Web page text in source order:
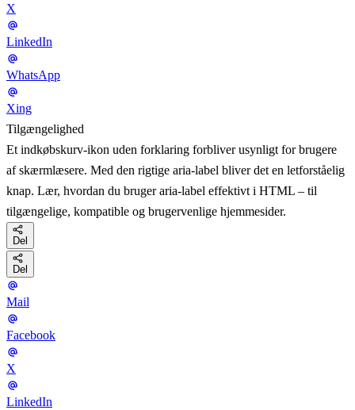
X
LinkedIn
WhatsApp
Xing
Tilgængelighed
Et indkøbskurv-ikon uden forklaring forbliver usynligt for brugere
af skærmlæsere. Med den rigtige aria-label bliver det en letforståelig
knap. Lær, hvordan du bruger aria-label effektivt i HTML – til
tilgængelige, kompatible og brugervenlige hjemmesider.
Del
Del
Mail
Facebook
X
LinkedIn